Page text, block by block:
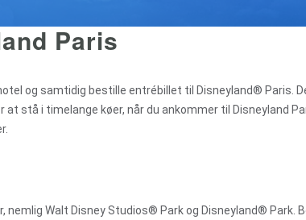
Paris
og samtidig bestille entrébillet til Disneyland® Paris.
stå i timelange køer, når du ankommer til Disneyland
Walt Disney Studios® Park og Disneyland® Park.